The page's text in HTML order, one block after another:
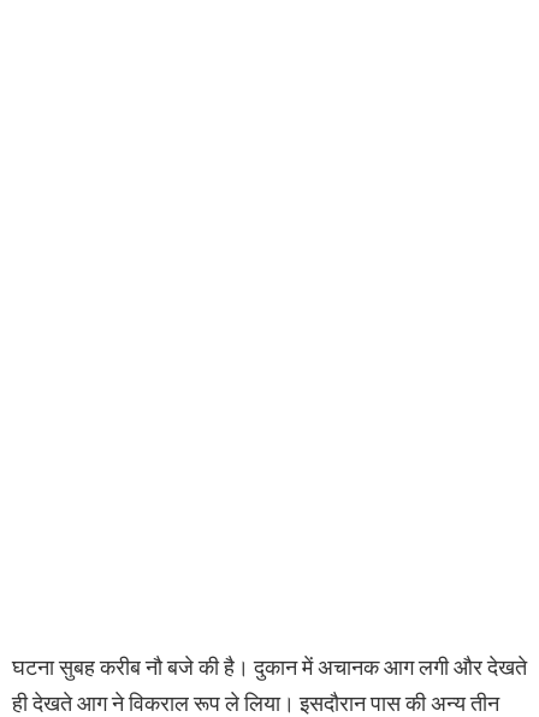
घटना सुबह करीब नौ बजे की है। दुकान में अचानक आग लगी और देखते
ही देखते आग ने विकराल रूप ले लिया। इसदौरान पास की अन्य तीन